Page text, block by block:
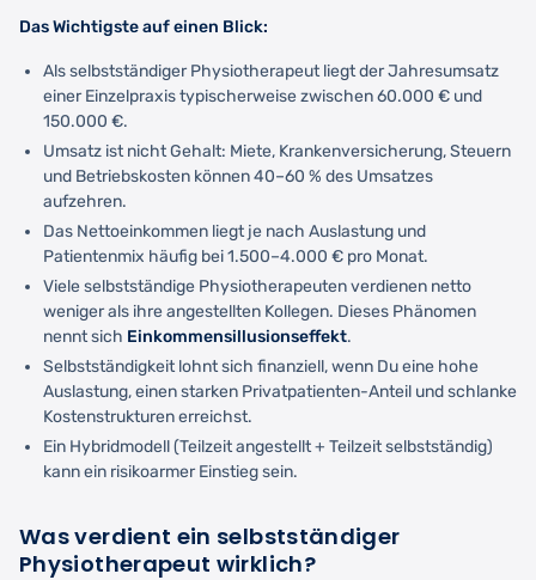
Das Wichtigste auf einen Blick:
Als selbstständiger Physiotherapeut liegt der Jahresumsatz
einer Einzelpraxis typischerweise zwischen 60.000 € und
150.000 €.
Umsatz ist nicht Gehalt: Miete, Krankenversicherung, Steuern
und Betriebskosten können 40–60 % des Umsatzes
aufzehren.
Das Nettoeinkommen liegt je nach Auslastung und
Patientenmix häufig bei 1.500–4.000 € pro Monat.
Viele selbstständige Physiotherapeuten verdienen netto
weniger als ihre angestellten Kollegen. Dieses Phänomen
nennt sich Einkommensillusionseffekt.
Selbstständigkeit lohnt sich finanziell, wenn Du eine hohe
Auslastung, einen starken Privatpatienten-Anteil und schlanke
Kostenstrukturen erreichst.
Ein Hybridmodell (Teilzeit angestellt + Teilzeit selbstständig)
kann ein risikoarmer Einstieg sein.
Was verdient ein selbstständiger
Physiotherapeut wirklich?